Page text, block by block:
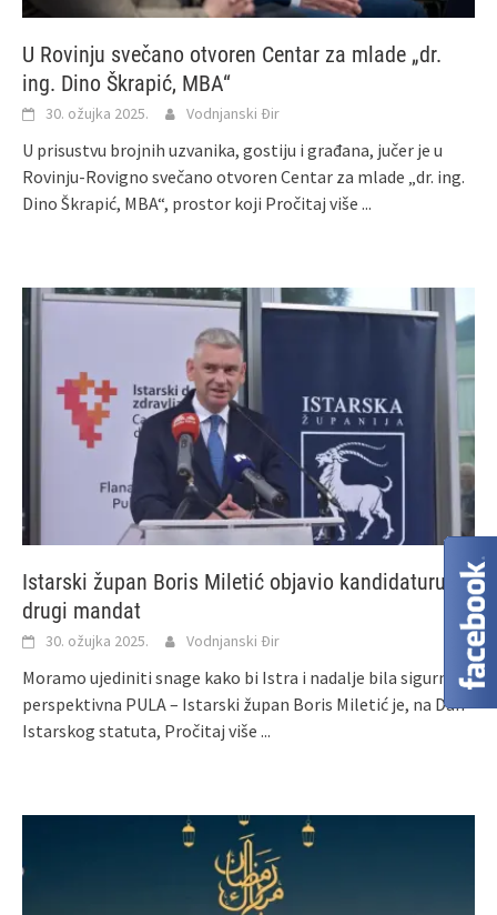
U Rovinju svečano otvoren Centar za mlade „dr.
ing. Dino Škrapić, MBA“
30. ožujka 2025. Vodnjanski Đir
U prisustvu brojnih uzvanika, gostiju i građana, jučer je u
Rovinju-Rovigno svečano otvoren Centar za mlade „dr. ing.
Dino Škrapić, MBA“, prostor koji Pročitaj više ...
Istarski župan Boris Miletić objavio kandidaturu za
drugi mandat
30. ožujka 2025. Vodnjanski Đir
Moramo ujediniti snage kako bi Istra i nadalje bila sigurna i
perspektivna PULA – Istarski župan Boris Miletić je, na Dan
Istarskog statuta, Pročitaj više ...